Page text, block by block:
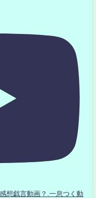
戯言動画？.一息つく動